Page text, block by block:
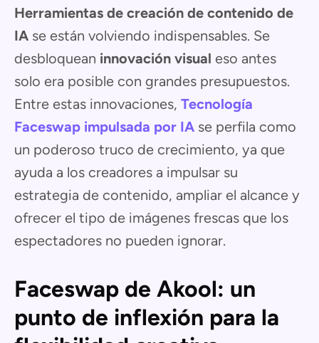
Herramientas de creación de contenido de
IA se están volviendo indispensables. Se
desbloquean innovación visual eso antes
solo era posible con grandes presupuestos.
Entre estas innovaciones, Tecnología
Faceswap impulsada por IA se perfila como
un poderoso truco de crecimiento, ya que
ayuda a los creadores a impulsar su
estrategia de contenido, ampliar el alcance y
ofrecer el tipo de imágenes frescas que los
espectadores no pueden ignorar.
Faceswap de Akool: un
punto de inflexión para la